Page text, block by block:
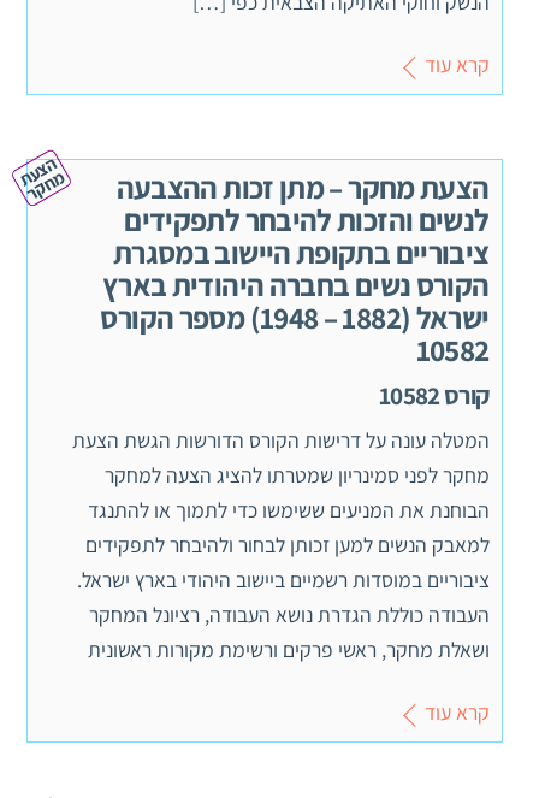
קרא עוד
הצעת מחקר – מתן זכות ההצבעה
לנשים והזכות להיבחר לתפקידים
ציבוריים בתקופת היישוב במסגרת
הקורס נשים בחברה היהודית בארץ
ישראל (1882 – 1948) מספר הקורס
10582
קורס 10582
ה
צ
ע
ת מ
ח
ק
ר
המטלה עונה על דרישות הקורס הדורשות הגשת הצעת
מחקר לפני סמינריון שמטרתו להציג הצעה למחקר
הבוחנת את המניעים ששימשו כדי לתמוך או להתנגד
למאבק הנשים למען זכותן לבחור ולהיבחר לתפקידים
ציבוריים במוסדות רשמיים ביישוב היהודי בארץ ישראל.
העבודה כוללת הגדרת נושא העבודה, רציונל המחקר
ושאלת מחקר, ראשי פרקים ורשימת מקורות ראשונית
קרא עוד